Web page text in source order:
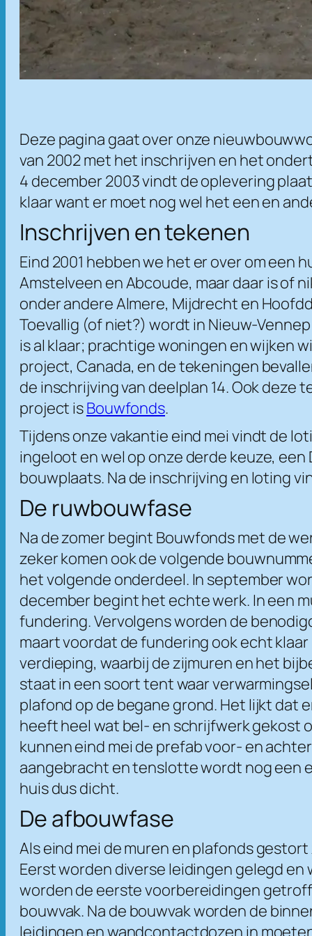
Deze pagina gaat over onze
van 2002 met het inschrijven en het
4 december 2003 vindt de oplevering
klaar want er moet nog wel het een en
Inschrijven en tekenen
Eind 2001 hebben we het er over om een
Amstelveen en Abcoude, maar daar is of
onder andere Almere, Mijdrecht en
Toevallig (of niet?) wordt in Nieuw-
is al klaar; prachtige woningen en wijken
project, Canada, en de tekeningen
de inschrijving van deelplan 14. Ook deze
project isBouwfonds.
Tijdens onze vakantie eind mei vindt de
ingeloot en wel op onze derde keuze,
bouwplaats. Na de inschrijving en loting
De ruwbouwfase
Na de zomer begint Bouwfonds met de
zeker komen ook de volgende
het volgende onderdeel. In september
december begint het echte werk. In een
fundering. Vervolgens worden de
maart voordat de fundering ook echt
verdieping, waarbij de zijmuren en het
staat in een soort tent waar
plafond op de begane grond. Het lijkt dat
heeft heel wat bel- en schrijfwerk gekost
kunnen eind mei de prefab voor- en
aangebracht en tenslotte wordt nog een
huis dus dicht.
De afbouwfase
Als eind mei de muren en plafonds
Eerst worden diverse leidingen gelegd
worden de eerste voorbereidingen
bouwvak. Na de bouwvak worden de
leidingen en wandcontactdozen in